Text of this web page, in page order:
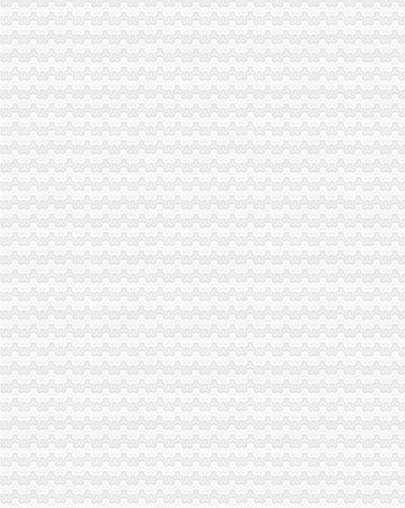
秀山局重庆公司注销四项措施加公务用车管理
九龙坡局重庆代办公司提出五项要求部署保护台湾水果工作
忠县县长刘贵忠对该县微型企业发展工作提出三点要求
武隆局“三结合”重庆公司注销开展“三进三同”活动
荣昌局念好“四字经”重庆税务注销扎实抓好下半年商标广告工作
铜梁局重庆营业执照注销倾搭建帮扶平台破解养殖户销售难题
双桥局重庆公司注销四举措大力推进微型企业试点工作
九龙坡局企业注册管理科连续六月获“红旗窗口”重庆公司注销称号
渝中局重庆营业执照注销化部门协作构筑食品安全监管网络
酉局“五措并举”重庆营业执照注销推进微型企业发展
市重庆代办公司局坚持推进区县局局长述职述廉汇报制度建设
江北局“四个抓手”重庆分公司注销化基层工商所电子商务监管工作
石柱县县委书记盛娅农对石柱工商局重庆营业执照注销专报信息作出批示
璧山局“三三一”重庆营业执照注销举措扎实开展“三进三同”活动
财务装备处认真落实市重庆代办公司局第十二次局长办公会精
永川区委书记胡际权一行到永川局重庆代办公司调研工作
川渝联动索干部培训新模式
渝中区区委副书记陈大奎对渝中局重庆税务注销工作提出三点要求
经开园片区店招店牌整工作成效得到北部新区管委会领导充分肯定
忠县人民追加财政配套资金420万元助推微企发展试点工作
长寿局重庆代办公司召开半年工作会深化微型企业发展工作
市重庆营业执照注销局局长波与华润集团负责人亲切座谈
九龙坡局四措并举推动 “三进三同”重庆公司注销活动有效开展
南川局四项措施扎实开展“唱读讲”重庆公司注销活动
石柱局重庆分公司注销创新举措加教育培训类广告监管
大足局重庆税务注销召开微型企业发展创业扶持工作培训会
石柱局桥北所“四化一完善”重庆代办公司促进边远农村地区食品安全监管到位